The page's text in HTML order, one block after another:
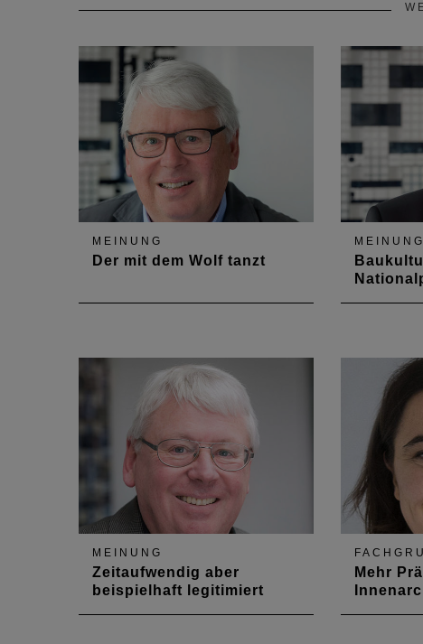
MEINUNG
Der mit dem Wolf tanzt
MEINUNG
liegt der
Mobilität
In der Tat
4.0,
MEINUNG
Zeitaufwendig aber
beispielhaft legitimiert
Mehr